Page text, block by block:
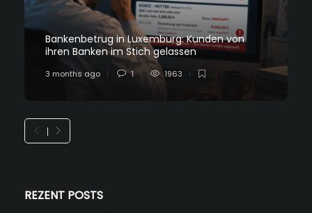
Bankenbetrug in Luxemburg: Kunden von
ihren Banken im Stich gelassen
3 months ago 1 1963
REZENT POSTS